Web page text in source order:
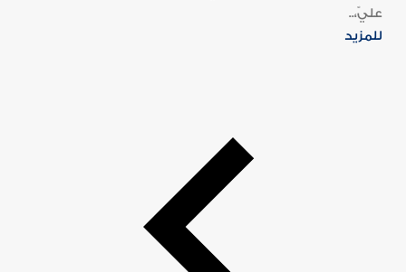
عليّ،..
للمزيد